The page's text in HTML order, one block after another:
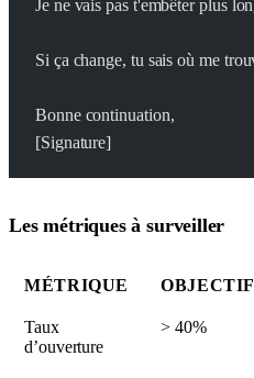
Je ne vais pas t'embêter plus
Si ça change, tu sais où me
Bonne continuation,
[Signature]
Les métriques à surveiller
MÉTRIQUE OBJECTIF
Taux
d’ouverture
> 40%